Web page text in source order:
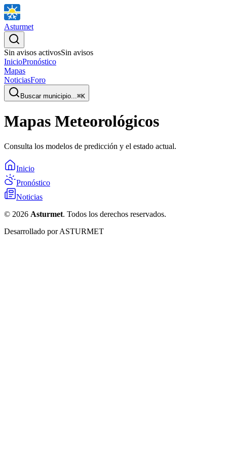
Asturmet
Sin avisos activosSin avisos
InicioPronóstico
Mapas
NoticiasForo
Buscar municipio...⌘K
Mapas Meteorológicos
Consulta los modelos de predicción y el estado actual.
Inicio
Pronóstico
Noticias
© 2026 Asturmet. Todos los derechos reservados.
Desarrollado porASTURMET